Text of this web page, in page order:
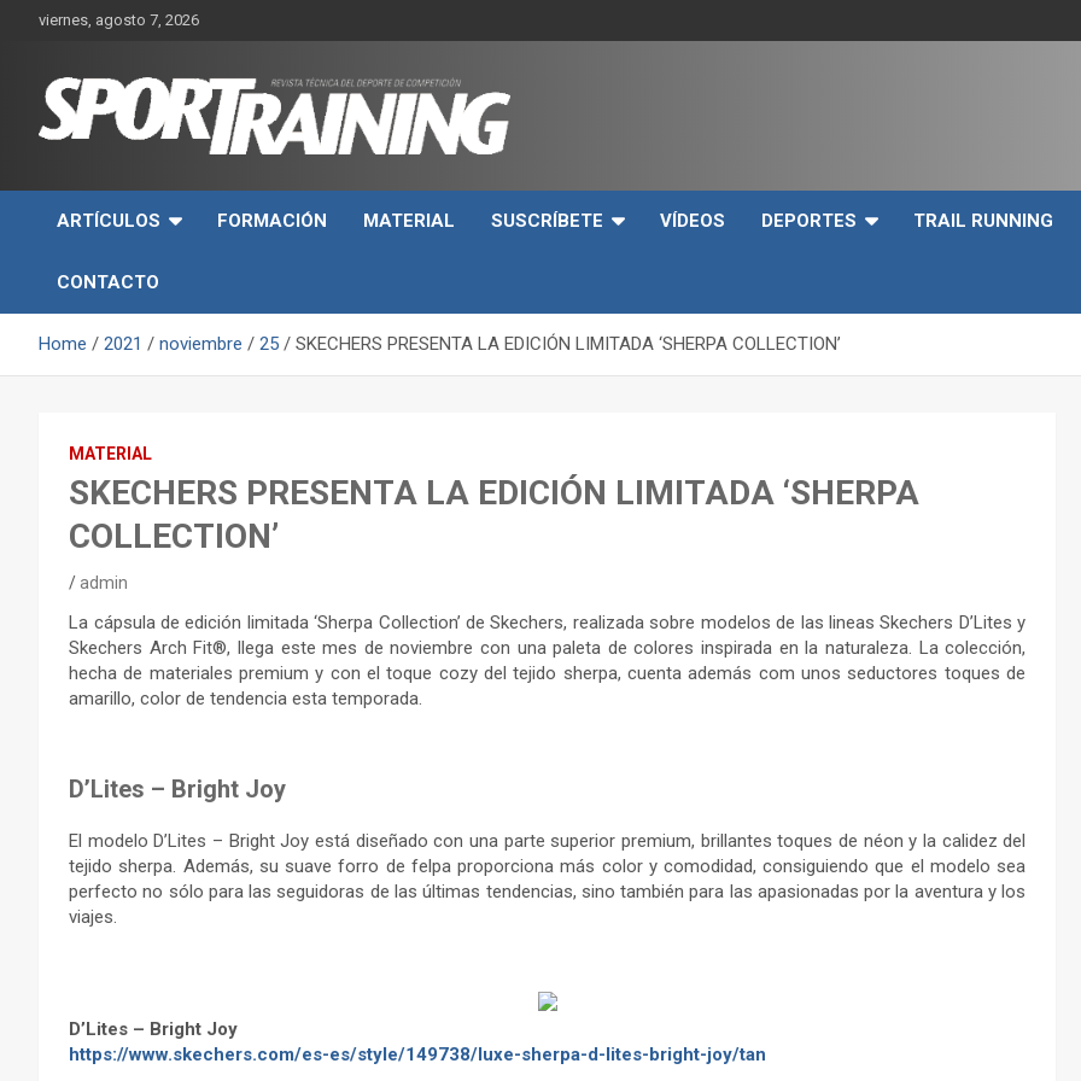
viernes, agosto 7, 2026
Revista técnica del
rendimiento, nutrición y entrenamiento.
ARTÍCULOS
FORMACIÓN MATERIAL SUSCRÍBETE VÍDEOS DEPORTES TRAIL RUNNING
CONTACTO
Home 2021 noviembre 25 SKECHERS PRESENTA LA EDICIÓN LIMITADA ‘SHERPA COLLECTION’
MATERIAL
SKECHERS PRESENTA LA EDICIÓN LIMITADA ‘SHERPA
COLLECTION’
admin
La cápsula de edición limitada ‘Sherpa Collection’ de Skechers, realizada sobre modelos de las lineas Skechers D’Lites y
Skechers Arch Fit®, llega este mes de noviembre con una paleta de colores inspirada en la naturaleza. La colección,
hecha de materiales premium y con el toque cozy del tejido sherpa, cuenta además com unos seductores toques de
amarillo, color de tendencia esta temporada.
D’Lites – Bright Joy
El modelo D’Lites – Bright Joy está diseñado con una parte superior premium, brillantes toques de néon y la calidez del
tejido sherpa. Además, su suave forro de felpa proporciona más color y comodidad, consiguiendo que el modelo sea
perfecto no sólo para las seguidoras de las últimas tendencias, sino también para las apasionadas por la aventura y los
viajes.
D’Lites – Bright Joy
https://www.skechers.com/es-es/style/149738/luxe-sherpa-d-lites-bright-joy/tan